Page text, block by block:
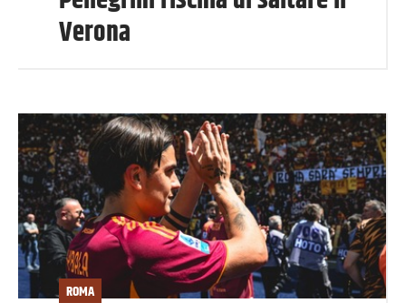
Verona
ROMA